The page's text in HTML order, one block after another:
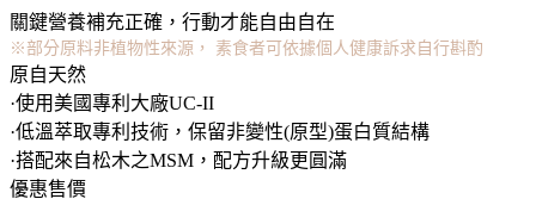
關鍵營養補充正確，行動才能自由自在
※部分原料非植物性來源， 素食者可依據個人健康訴求自行斟酌
原自天然
·使用美國專利大廠UC-II
·低溫萃取專利技術，保留非變性(原型)蛋白質結構
·搭配來自松木之MSM，配方升級更圓滿
優惠售價